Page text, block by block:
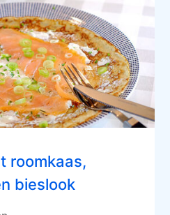
roomkaas,
bieslook